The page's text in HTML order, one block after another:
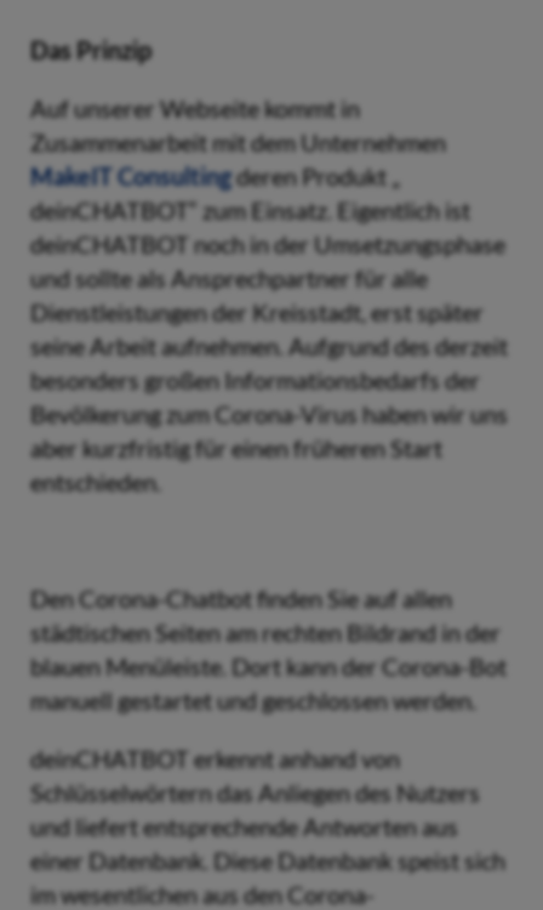
Das Prinzip
Auf unserer Webseite kommt in
Zusammenarbeit mit dem Unternehmen
MakeIT Consultingderen Produkt „
deinCHATBOT“ zum Einsatz. Eigentlich ist
deinCHATBOT noch in der Umsetzungsphase
und sollte als Ansprechpartner für alle
Dienstleistungen der Kreisstadt, erst später
seine Arbeit aufnehmen. Aufgrund des derzeit
besonders großen Informationsbedarfs der
Bevölkerung zum Corona-Virus haben wir uns
aber kurzfristig für einen früheren Start
entschieden.
Den Corona-Chatbot finden Sie auf allen
städtischen Seiten am rechten Bildrand in der
blauen Menüleiste. Dort kann der Corona-Bot
manuell gestartet und geschlossen werden.
deinCHATBOT erkennt anhand von
Schlüsselwörtern das Anliegen des Nutzers
und liefert entsprechende Antworten aus
einer Datenbank. Diese Datenbank speist sich
im wesentlichen aus den Corona-